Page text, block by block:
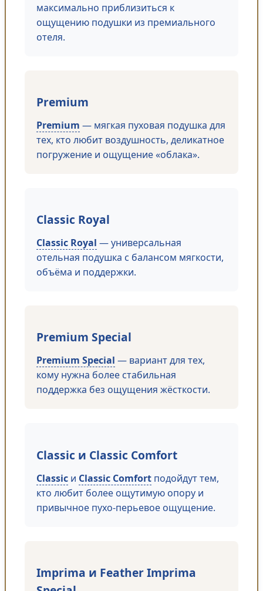
максимально приблизиться к
ощущению подушки из премиального
отеля.
Premium
Premium — мягкая пуховая подушка для
тех, кто любит воздушность, деликатное
погружение и ощущение «облака».
Classic Royal
Classic Royal — универсальная
отельная подушка с балансом мягкости,
объёма и поддержки.
Premium Special
Premium Special — вариант для тех,
кому нужна более стабильная
поддержка без ощущения жёсткости.
Classic и Classic Comfort
Classic и Classic Comfort подойдут тем,
кто любит более ощутимую опору и
привычное пухо-перьевое ощущение.
Imprima и Feather Imprima